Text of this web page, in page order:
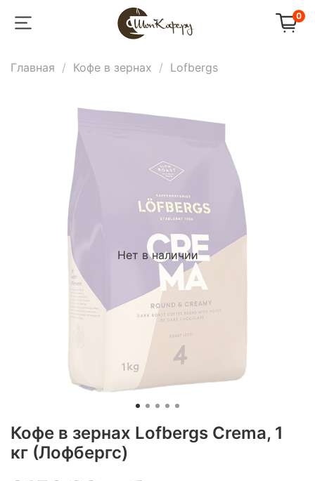
0
Главная Кофе в зернах Lofbergs
Нет в наличии
Кофе в зернах Lofbergs Crema, 1
кг (Лофбергс)